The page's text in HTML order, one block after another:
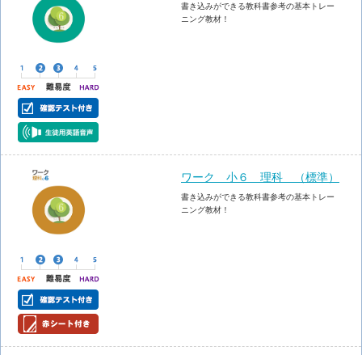
書き込みができる教科書参考の基本トレー
ニング教材！
ワーク 小６ 理科 （標準）
書き込みができる教科書参考の基本トレー
ニング教材！